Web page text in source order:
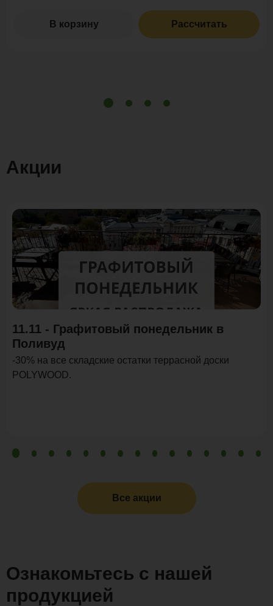
В корзину Рассчитать
Акции
Акция
11.11 - Графитовый понедельник в
Поливуд
-30% на все складские остатки террасной доски
POLYWOOD.
Все акции
Ознакомьтесь с нашей
продукцией